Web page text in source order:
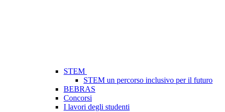
STEM
STEM un percorso inclusivo per il futuro
BEBRAS
Concorsi
I lavori degli studenti